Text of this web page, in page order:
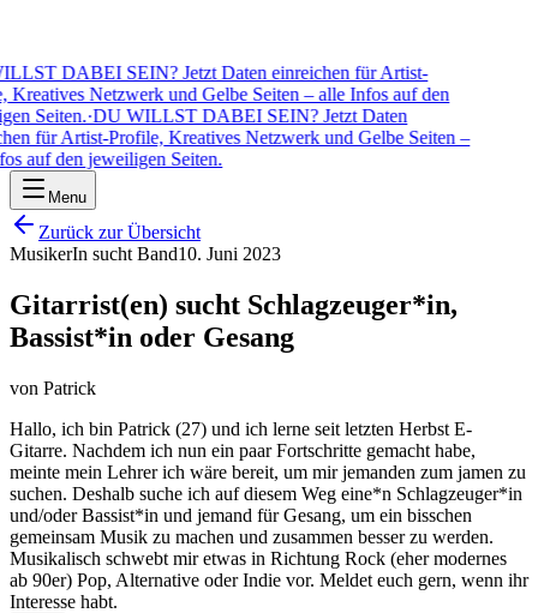
DABEI SEIN? Jetzt Daten einreichen für Artist-
Kreatives Netzwerk und Gelbe Seiten – alle Infos auf den
Seiten.·DU WILLST DABEI SEIN? Jetzt Daten
für Artist-Profile, Kreatives Netzwerk und Gelbe Seiten –
auf den jeweiligen Seiten.
Menu
Zurück zur Übersicht
MusikerIn sucht Band10. Juni 2023
Gitarrist(en) sucht Schlagzeuger*in,
Bassist*in oder Gesang
von Patrick
Hallo, ich bin Patrick (27) und ich lerne seit letzten Herbst E-
Gitarre. Nachdem ich nun ein paar Fortschritte gemacht habe,
meinte mein Lehrer ich wäre bereit, um mir jemanden zum jamen zu
suchen. Deshalb suche ich auf diesem Weg eine*n Schlagzeuger*in
und/oder Bassist*in und jemand für Gesang, um ein bisschen
gemeinsam Musik zu machen und zusammen besser zu werden.
Musikalisch schwebt mir etwas in Richtung Rock (eher modernes
ab 90er) Pop, Alternative oder Indie vor. Meldet euch gern, wenn ihr
Interesse habt.